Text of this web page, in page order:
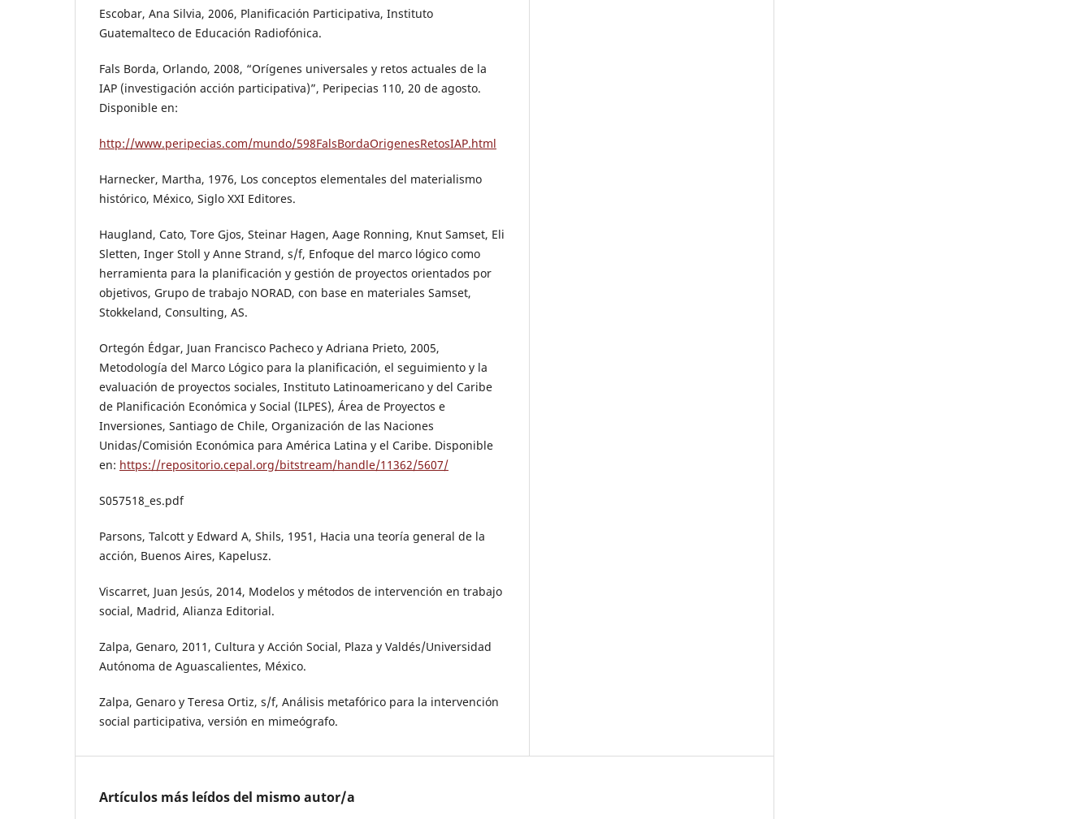
Escobar, Ana Silvia, 2006, Planificación Participativa, Instituto
Guatemalteco de Educación Radiofónica.
Fals Borda, Orlando, 2008, “Orígenes universales y retos actuales de la
IAP (investigación acción participativa)”, Peripecias 110, 20 de agosto.
Disponible en:
http://www.peripecias.com/mundo/598FalsBordaOrigenesRetosIAP.html
Harnecker, Martha, 1976, Los conceptos elementales del materialismo
histórico, México, Siglo XXI Editores.
Haugland, Cato, Tore Gjos, Steinar Hagen, Aage Ronning, Knut Samset, Eli
Sletten, Inger Stoll y Anne Strand, s/f, Enfoque del marco lógico como
herramienta para la planificación y gestión de proyectos orientados por
objetivos, Grupo de trabajo NORAD, con base en materiales Samset,
Stokkeland, Consulting, AS.
Ortegón Édgar, Juan Francisco Pacheco y Adriana Prieto, 2005,
Metodología del Marco Lógico para la planificación, el seguimiento y la
evaluación de proyectos sociales, Instituto Latinoamericano y del Caribe
de Planificación Económica y Social (ILPES), Área de Proyectos e
Inversiones, Santiago de Chile, Organización de las Naciones
Unidas/Comisión Económica para América Latina y el Caribe. Disponible
en: https://repositorio.cepal.org/bitstream/handle/11362/5607/
S057518_es.pdf
Parsons, Talcott y Edward A, Shils, 1951, Hacia una teoría general de la
acción, Buenos Aires, Kapelusz.
Viscarret, Juan Jesús, 2014, Modelos y métodos de intervención en trabajo
social, Madrid, Alianza Editorial.
Zalpa, Genaro, 2011, Cultura y Acción Social, Plaza y Valdés/Universidad
Autónoma de Aguascalientes, México.
Zalpa, Genaro y Teresa Ortiz, s/f, Análisis metafórico para la intervención
social participativa, versión en mimeógrafo.
Artículos más leídos del mismo autor/a